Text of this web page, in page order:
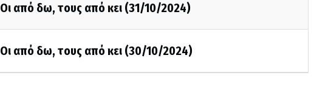
Οι από δω, τους από κει (31/10/2024)
Οι από δω, τους από κει (30/10/2024)